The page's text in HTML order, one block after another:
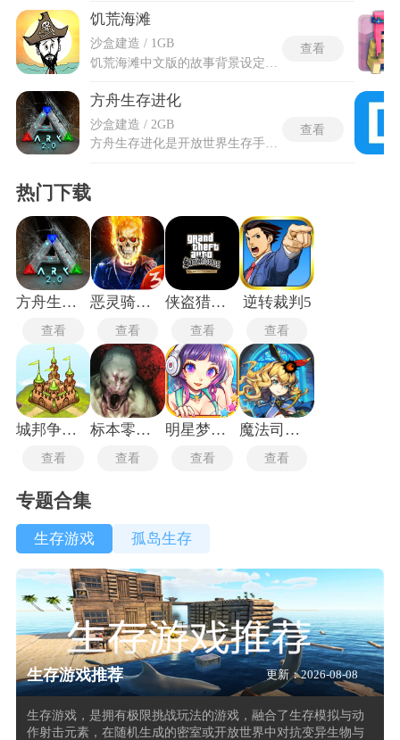
饥荒海滩
沙盒建造 / 1GB
查看
方舟生存进化
沙盒建造 / 2GB
方舟生存进化是开放世界生存手游，构建了一个面积约396平方千米的无缝开放世界，森林、雪原、深海、沼泽与熔岩洞穴等九大生态群落各自承载着不同习性的远古生物，从赤手空拳的状态起步，采集燧石与木材制成第一把石镐后便开始与饥饿、脱水、极端温度展开持续对抗。任何可见的生物均可被打晕后喂食对应的饲料或浆果来完成驯服，甲龙擅长采集金属矿藏，风神翼龙背上可搭建移动式空中堡垒，霸王龙则是攻坚与领地防守的支柱战力，上百种可驯服单位各自在采集、运输、战斗三条链路中占据不可替代的生态位。
查看
热门下载
方舟生存进化上帝模式
查看
恶灵骑士3中文版
查看
侠盗猎车手圣安地列斯
查看
逆转裁判5
查看
城邦争霸黑暗帝国版
查看
标本零汉化版
查看
明星梦工厂
查看
魔法司书阿莉艾娜七英杰之书
查看
专题合集
生存游戏 孤岛生存
生存游戏推荐 更新：2026-08-08
生存游戏，是拥有极限挑战玩法的游戏，融合了生存模拟与动
作射击元素，在随机生成的密室或开放世界中对抗变异生物与